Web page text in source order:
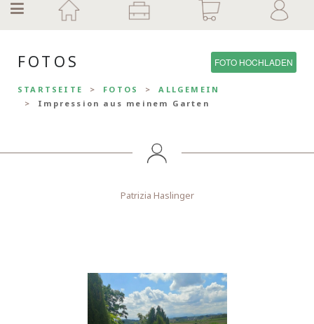
FOTOS FOTO HOCHLADEN
STARTSEITE FOTOS
ALLGEMEIN
Impression aus meinem Garten
Patrizia Haslinger